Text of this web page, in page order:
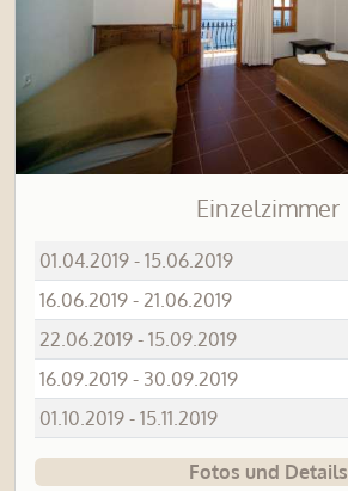
Einzelzimmer
01.04.2019 - 15.06.2019
16.06.2019 - 21.06.2019
22.06.2019 - 15.09.2019
16.09.2019 - 30.09.2019
01.10.2019 - 15.11.2019
Fotos und Details